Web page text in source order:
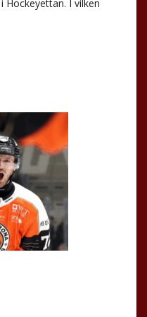
Hockeyettan. I vilken